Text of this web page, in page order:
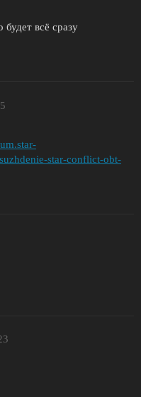
будет всё сразу
star-conflict-obt-